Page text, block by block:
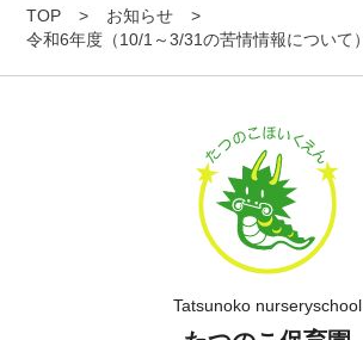
TOP > お知らせ
>
令和6年度（10/1～3/31の苦情情報について）
Tatsunoko nurseryschool